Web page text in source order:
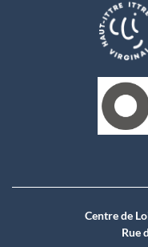
Centre de
Rue